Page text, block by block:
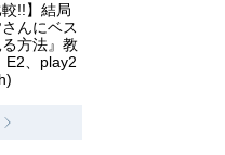
較!!】結局
んにベス
方法』教
E2、play2